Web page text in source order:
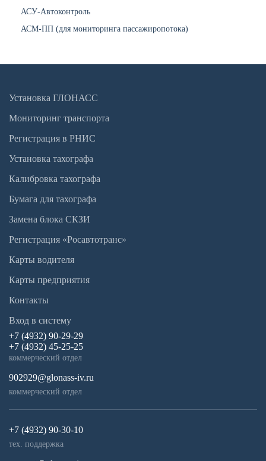
АСУ-Автоконтроль
АСМ-ПП (для мониторинга пассажиропотока)
Установка ГЛОНАСС
Мониторинг транспорта
Регистрация в РНИС
Установка тахографа
Калибровка тахографа
Бумага для тахографа
Замена блока СКЗИ
Регистрация «Росавтотранс»
Карты водителя
Карты предприятия
Контакты
Вход в систему
+7 (4932) 90-29-29
+7 (4932) 45-25-25
коммерческий отдел
902929@glonass-iv.ru
коммерческий отдел
+7 (4932) 90-30-10
тех. поддержка